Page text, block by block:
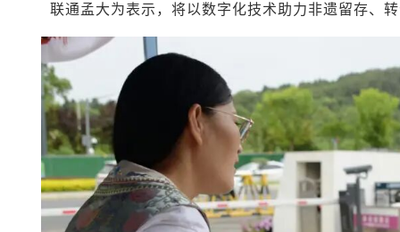
联通孟大为表示，将以数字化技术助力非遗留存、